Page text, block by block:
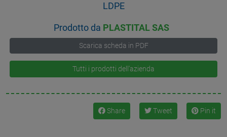
LDPE
Prodotto da PLASTITAL SAS
Scarica scheda in PDF
Tutti i prodotti dell'azienda
Share Tweet Pin it